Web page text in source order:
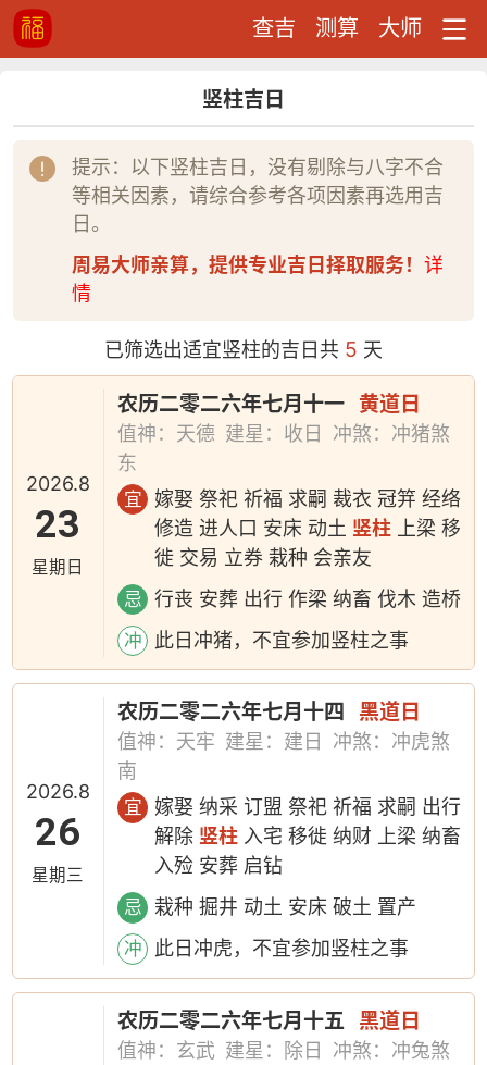
查吉 测算 大师
竖柱吉日
提示：以下竖柱吉日，没有剔除与八字不合
等相关因素，请综合参考各项因素再选用吉
日。
周易大师亲算，提供专业吉日择取服务！ 详
情
已筛选出适宜竖柱的吉日共 5 天
2026.8
23
星期日
农历二零二六年七月十一 黄道日
值神：天德 建星：收日
冲煞：冲猪煞
东
宜
嫁娶 祭祀 祈福 求嗣 裁衣 冠笄 经络
修造 进人口 安床 动土 竖柱 上梁 移
徙 交易 立券 栽种 会亲友
忌 行丧 安葬 出行 作梁 纳畜 伐木 造桥
冲 此日冲猪，不宜参加竖柱之事
2026.8
26
星期三
农历二零二六年七月十四 黑道日
值神：天牢 建星：建日
冲煞：冲虎煞
南
宜
嫁娶 纳采 订盟 祭祀 祈福 求嗣 出行
解除 竖柱 入宅 移徙 纳财 上梁 纳畜
入殓 安葬 启钻
忌 栽种 掘井 动土 安床 破土 置产
冲 此日冲虎，不宜参加竖柱之事
农历二零二六年七月十五 黑道日
值神：玄武 建星：除日
冲煞：冲兔煞